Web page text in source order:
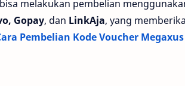
melakukan pembelian
Gopay, dan LinkAja, yang
Pembelian Kode Voucher Megaxus